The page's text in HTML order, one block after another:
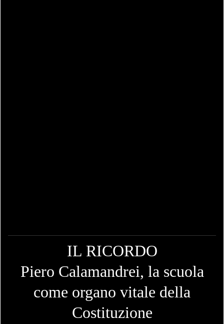
IL RICORDO
Piero Calamandrei, la scuola
come organo vitale della
Costituzione